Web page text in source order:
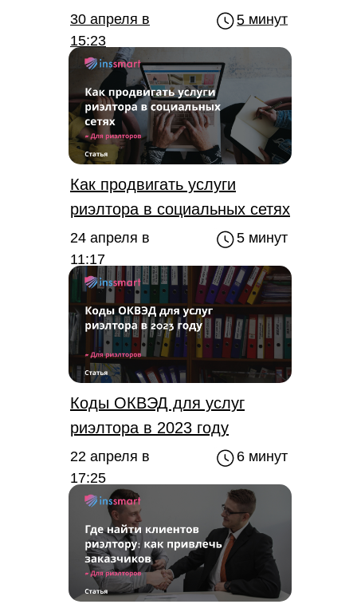
Коды ОКВЭД для услуг
риэлтора в 2023 году
22 апреля в
17:25
Как продвигать услуги
риэлтора в социальных сетях
24 апреля в
11:17
5 минут
30 апреля в
15:23
5 минут
6 минут